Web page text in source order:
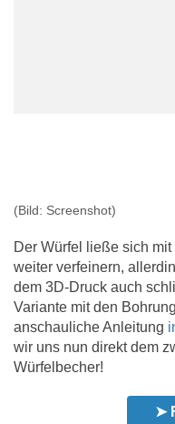
(Bild: Screenshot)
Der Würfel ließe sich
weiter verfeinern,
dem 3D-Druck auch
Variante mit den
anschauliche Anleitung
wir uns nun direkt dem
Würfelbecher!
➤